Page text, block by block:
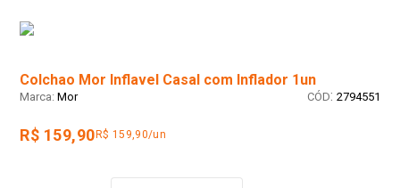
Colchao Mor Inflavel Casal com Inflador 1un
Mor : 2794551
R$ 159,90 R$ 159,90/un